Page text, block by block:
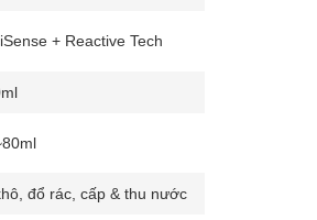
+ Reactive Tech
đổ rác, cấp & thu nước